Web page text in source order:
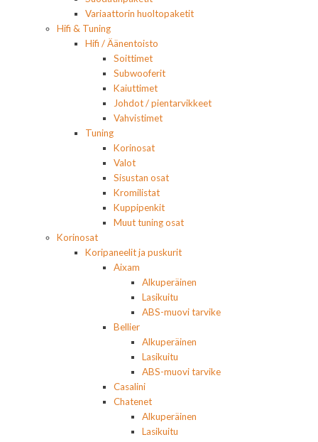
Variaattorin huoltopaketit
Hifi & Tuning
Hifi / Äänentoisto
Soittimet
Subwooferit
Kaiuttimet
Johdot / pientarvikkeet
Vahvistimet
Tuning
Korinosat
Valot
Sisustan osat
Kromilistat
Kuppipenkit
Muut tuning osat
Korinosat
Koripaneelit ja puskurit
Aixam
Alkuperäinen
Lasikuitu
ABS-muovi tarvike
Bellier
Alkuperäinen
Lasikuitu
ABS-muovi tarvike
Casalini
Chatenet
Alkuperäinen
Lasikuitu